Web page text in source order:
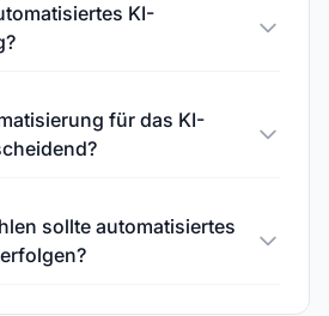
KI-
für das KI-
sollte automatisiertes